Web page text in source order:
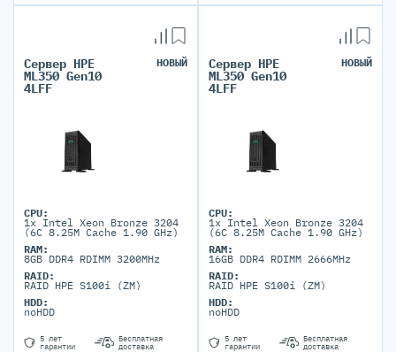
Сервер HPE
ML350 Gen10
4LFF
НОВЫЙ
CPU:
1x Intel Xeon Bronze 3204
(6C 8.25M Cache 1.90 GHz)
RAM:
8GB DDR4 RDIMM 3200MHz
RAID:
RAID HPE S100i (ZM)
HDD:
noHDD
5 лет
гарантии
Бесплатная
доставка
Сервер HPE
ML350 Gen10
4LFF
НОВЫЙ
CPU:
1x Intel Xeon Bronze 3204
(6C 8.25M Cache 1.90 GHz)
RAM:
16GB DDR4 RDIMM 2666MHz
RAID:
RAID HPE S100i (ZM)
HDD:
noHDD
5 лет
гарантии
Бесплатная
доставка